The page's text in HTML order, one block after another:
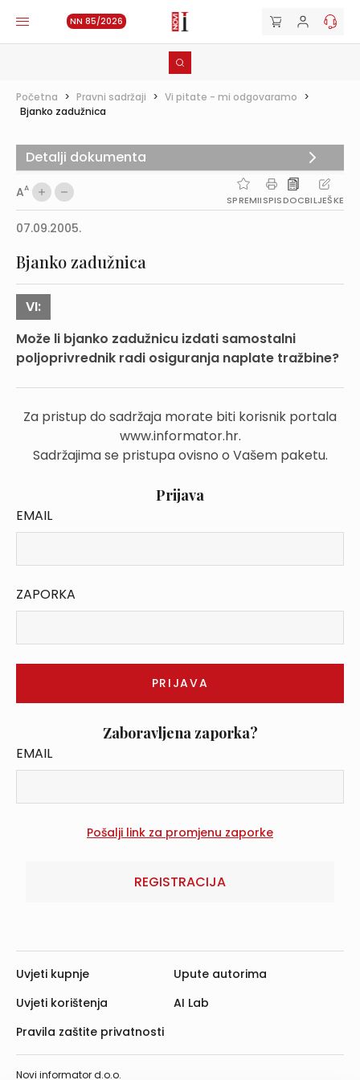
NN 85/2026
Početna > Pravni sadržaji > Vi pitate - mi odgovaramo >
Bjanko zadužnica
AA
SPREMIISPISDOCBILJEŠKE
07.09.2005.
Bjanko zadužnica
VI:
Može li bjanko zadužnicu izdati samostalni
poljoprivrednik radi osiguranja naplate tražbine?
Za pristup do sadržaja morate biti korisnik portala
www.informator.hr.
Sadržajima se pristupa ovisno o Vašem paketu.
Prijava
EMAIL
ZAPORKA
Zaboravljena zaporka?
EMAIL
REGISTRACIJA
Detalji dokumenta
Novi informator d.o.o.
Uvjeti kupnje
Uvjeti korištenja
Pravila zaštite privatnosti
Upute autorima
AI Lab